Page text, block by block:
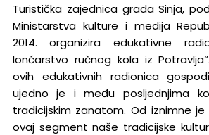
Turistička zajednica grada Sinja,
Ministarstva kulture i medija
2014. organizira edukativne
lončarstvo ručnog kola iz
ovih edukativnih radionica
ujedno je i među posljednjima
tradicijskim zanatom. Od iznimne
ovaj segment naše tradicijske